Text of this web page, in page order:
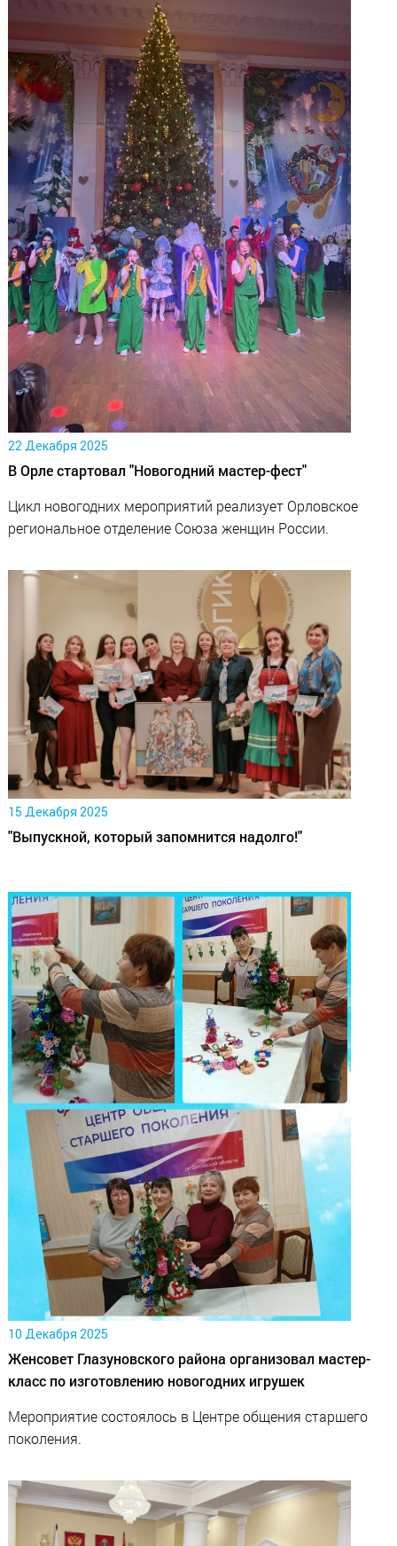
22 Декабря 2025
В Орле стартовал "Новогодний мастер-фест"
Цикл новогодних мероприятий реализует Орловское
региональное отделение Союза женщин России.
15 Декабря 2025
"Выпускной, который запомнится надолго!"
10 Декабря 2025
Женсовет Глазуновского района организовал мастер-
класс по изготовлению новогодних игрушек
Мероприятие состоялось в Центре общения старшего
поколения.